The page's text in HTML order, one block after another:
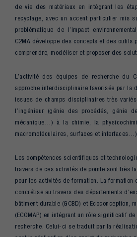
de vie des matériaux en intégrant les
recyclage, avec un accent particulier mis
problématique de l’impact
C2MA développe des concepts et des outils
comprendre, modéliser et proposer des
L’activité des équipes de recherche du
approche interdisciplinaire favorisée par la
issues de champs disciplinaires très
l’ingénieur (génie des procédés, génie
mécanique…) à la chimie, la
macromoléculaires, surfaces et
Les compétences scientifiques et
travers de ces activités de pointe sont très
pour les activités de formation. La formation
concrétise au travers des départements
bâtiment durable (GCBD) et Ecoconception,
(ECOMAP) en intégrant un rôle significatif
recherche. Celui-ci se traduit par la